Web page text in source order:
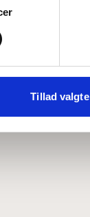
Tillad valgte